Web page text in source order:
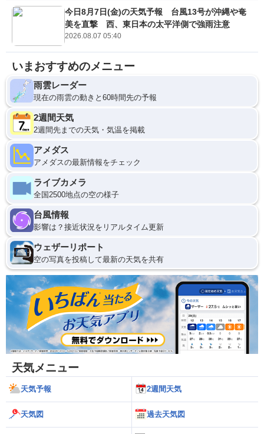
今日8月7日(金)の天気予報 台風13号が沖縄や奄
美を直撃 西、東日本の太平洋側で強雨注意
2026.08.07 05:40
いまおすすめのメニュー
雨雲レーダー
現在の雨雲の動きと60時間先の予報
2週間天気
2週間先までの天気・気温を掲載
アメダス
アメダスの最新情報をチェック
ライブカメラ
全国2500地点の空の様子
台風情報
影響は？接近状況をリアルタイム更新
ウェザーリポート
空の写真を投稿して最新の天気を共有
天気メニュー
天気予報 2週間天気
天気図 過去天気図